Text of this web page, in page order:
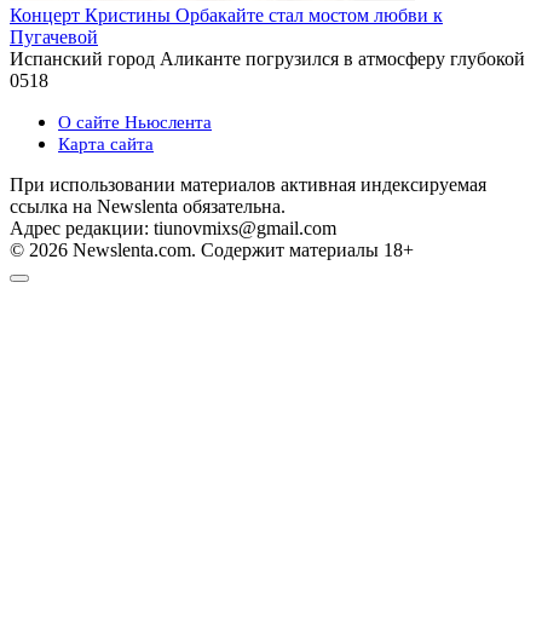
Концерт Кристины Орбакайте стал мостом любви к
Пугачевой
Испанский город Аликанте погрузился в атмосферу глубокой
0518
О сайте Ньюслента
Карта сайта
При использовании материалов активная индексируемая
ссылка на Newslenta обязательна.
Адрес редакции: tiunovmixs@gmail.com
© 2026 Newslenta.com. Содержит материалы 18+